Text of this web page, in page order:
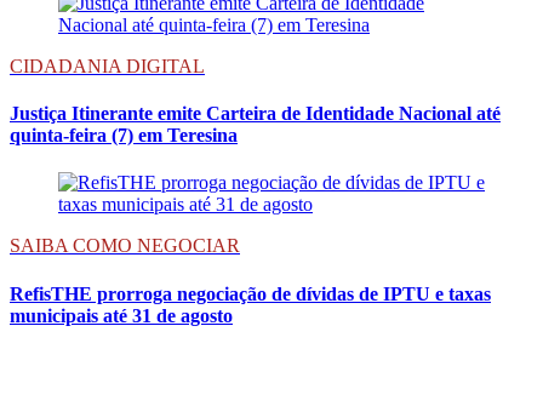
CIDADANIA DIGITAL
Justiça Itinerante emite Carteira de Identidade Nacional até
quinta-feira (7) em Teresina
SAIBA COMO NEGOCIAR
RefisTHE prorroga negociação de dívidas de IPTU e taxas
municipais até 31 de agosto